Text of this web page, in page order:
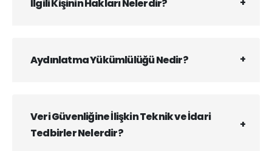
İlgili Kişinin Hakları Nelerdir?
Aydınlatma Yükümlülüğü Nedir?
Veri Güvenliğine İlişkin Teknik ve İdari
Tedbirler Nelerdir?